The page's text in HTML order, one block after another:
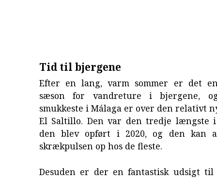
Tid til bjergene
Efter en lang, varm sommer er det
sæson for vandreture i bjergene,
smukkeste i Málaga er over den relativt
El Saltillo. Den var den tredje længste i
den blev opført i 2020, og den kan
skrækpulsen op hos de fleste.
Desuden er der en fantastisk udsigt til